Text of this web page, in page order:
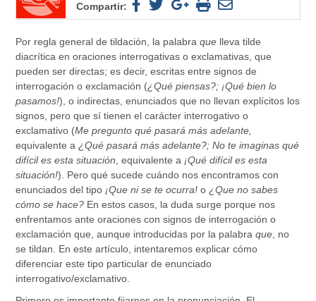
Compartir:
Por regla general de tildación, la palabraque lleva tilde
diacrítica en oraciones interrogativas o exclamativas, que
pueden ser directas; es decir, escritas entre signos de
interrogación o exclamación (¿Qué piensas?; ¡Qué bien lo
pasamos!), o indirectas, enunciados que no llevan explícitos los
signos, pero que sí tienen el carácter interrogativo o
exclamativo (Me pregunto qué pasará más adelante,
equivalente a ¿Qué pasará más adelante?; No te imaginas qué
difícil es esta situación , equivalente a ¡Qué difícil es esta
situación!). Pero qué sucede cuándo nos encontramos con
enunciados del tipo ¡Que ni se te ocurra! o ¿Que no sabes
cómo se hace? En estos casos, la duda surge porque nos
enfrentamos ante oraciones con signos de interrogación o
exclamación que, aunque introducidas por la palabraque , no
se tildan. En este artículo, intentaremos explicar cómo
diferenciar este tipo particular de enunciado
interrogativo/exclamativo.